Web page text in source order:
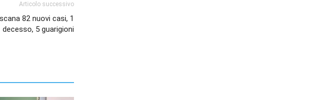
Articolo successivo
82 nuovi casi, 1
decesso, 5 guarigioni